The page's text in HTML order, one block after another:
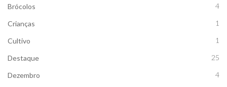
Brócolos 4
Crianças 1
Cultivo 1
Destaque 25
Dezembro 4